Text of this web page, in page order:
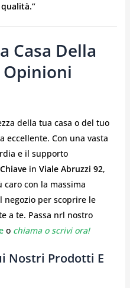
Casa Della
Opinioni
della tua casa o del tuo
eccellente. Con una vasta
e il supporto
in Viale Abruzzi 92,
con la massima
negozio per scoprire le
a te. Passa nrl nostro
o chiama o scrivi ora!
Nostri Prodotti E